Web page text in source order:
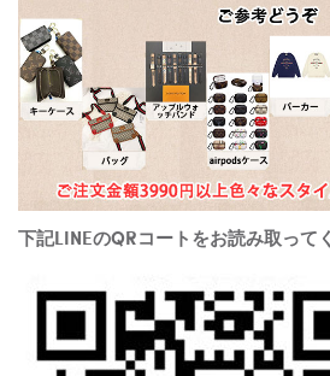
下記LINEのQRコートをお読み取って